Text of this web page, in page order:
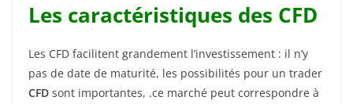
Les caractéristiques des CFD
Les CFD facilitent grandement l’investissement : il n’y
pas de date de maturité, les possibilités pour un trader
CFD sont importantes, .ce marché peut correspondre à